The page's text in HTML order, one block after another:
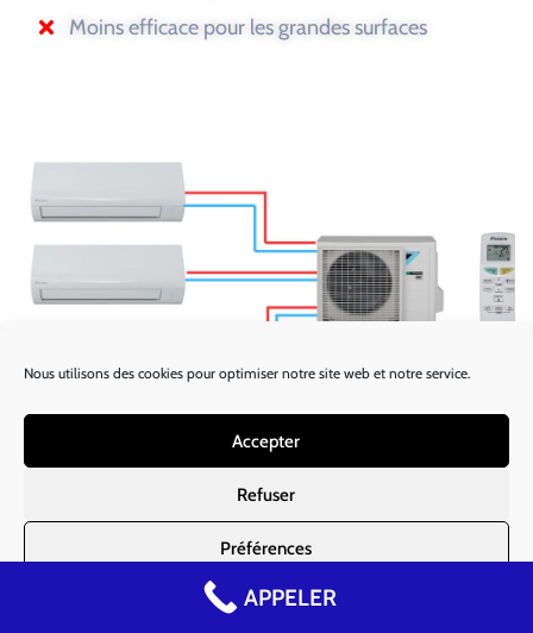
Nous utilisons des cookies pour optimiser notre site web et notre service.
Accepter
Refuser
Préférences
Politique de cookies
Moins efficace pour les grandes surfaces
Avantages :
Contrôle individuel de la température dans
Efficacité énergétique optimisée
Moins d'encombrement extérieur
APPELER